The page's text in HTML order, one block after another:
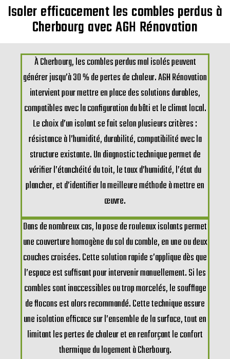
Isoler efficacement les combles perdus à
Cherbourg avec AGH Rénovation
À Cherbourg, les combles perdus mal isolés peuvent
générer jusqu’à 30 % de pertes de chaleur. AGH Rénovation
intervient pour mettre en place des solutions durables,
compatibles avec la configuration du bâti et le climat local.
Le choix d’un isolant se fait selon plusieurs critères :
résistance à l’humidité, durabilité, compatibilité avec la
structure existante. Un diagnostic technique permet de
vérifier l’étanchéité du toit, le taux d’humidité, l’état du
plancher, et d’identifier la meilleure méthode à mettre en
œuvre.
Dans de nombreux cas, la pose de rouleaux isolants permet
une couverture homogène du sol du comble, en une ou deux
couches croisées. Cette solution rapide s’applique dès que
l’espace est suffisant pour intervenir manuellement. Si les
combles sont inaccessibles ou trop morcelés, le soufflage
de flocons est alors recommandé. Cette technique assure
une isolation efficace sur l’ensemble de la surface, tout en
limitant les pertes de chaleur et en renforçant le confort
thermique du logement à Cherbourg.